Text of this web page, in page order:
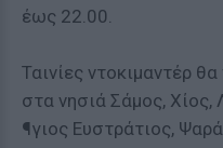
έως 22.00.
Ταινίες ντοκιμαντέρ
στα νησιά Σάμος, Χίος,
¶γιος Ευστράτιος,